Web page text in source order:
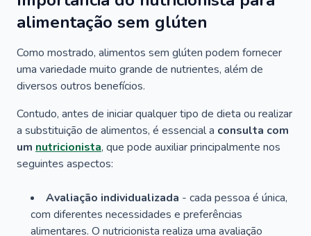
alimentação sem glúten
Como mostrado, alimentos sem glúten podem fornecer
uma variedade muito grande de nutrientes, além de
diversos outros benefícios.
Contudo, antes de iniciar qualquer tipo de dieta ou realizar
a substituição de alimentos, é essencial a consulta com
um nutricionista, que pode auxiliar principalmente nos
seguintes aspectos:
Avaliação individualizada - cada pessoa é única,
com diferentes necessidades e preferências
alimentares. O nutricionista realiza uma avaliação